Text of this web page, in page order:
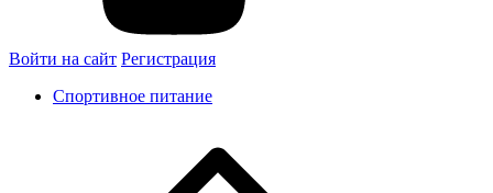
Войти на сайт Регистрация
Спортивное питание